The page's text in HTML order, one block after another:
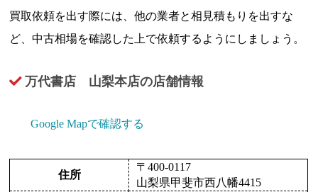
買取依頼を出す際には、他の業者と相見積もりを出すな
ど、中古相場を確認した上で依頼するようにしましょう。
万代書店 山梨本店の店舗情報
Google Mapで確認する
住所
〒400-0117
山梨県甲斐市西八幡4415